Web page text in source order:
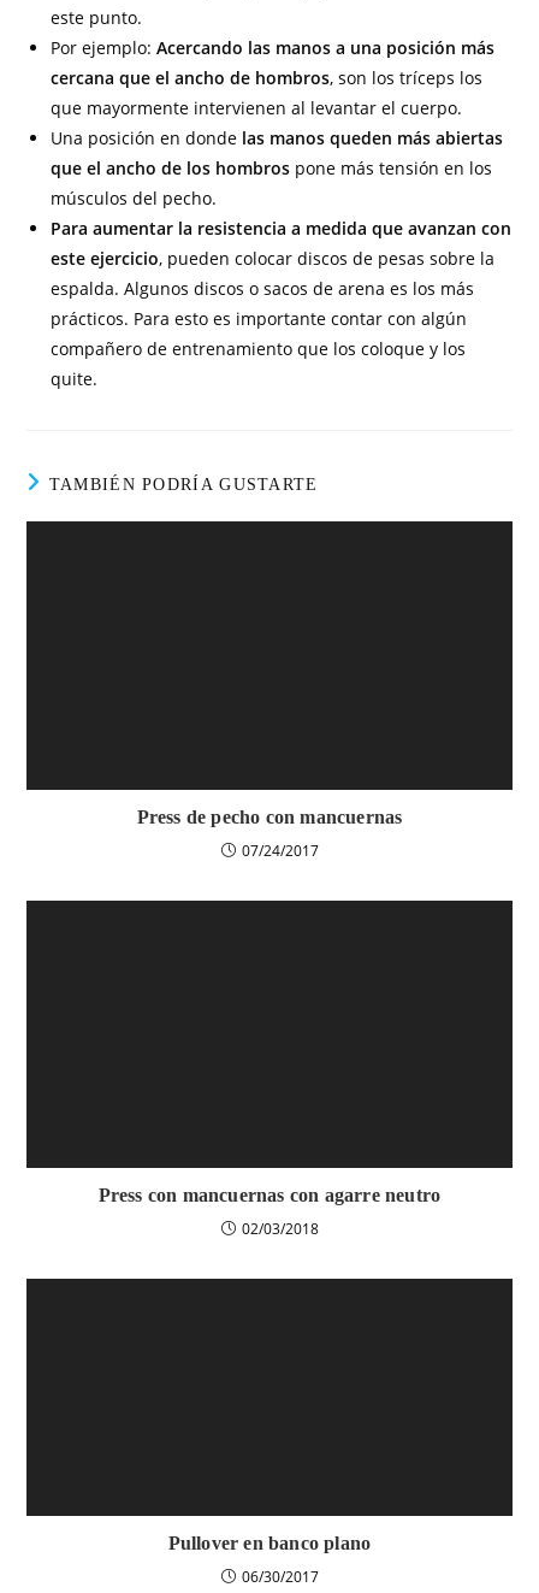
este punto.
Por ejemplo:Acercando las manos a una posición más
cercana que el ancho de hombros, son los tríceps los
que mayormente intervienen al levantar el cuerpo.
Una posición en donde las manos queden más abiertas
que el ancho de los hombros pone más tensión en los
músculos del pecho.
Para aumentar la resistencia a medida que avanzan con
este ejercicio, pueden colocar discos de pesas sobre la
espalda. Algunos discos o sacos de arena es los más
prácticos. Para esto es importante contar con algún
compañero de entrenamiento que los coloque y los
quite.
TAMBIÉN PODRÍA GUSTARTE
Press de pecho con mancuernas
07/24/2017
Press con mancuernas con agarre neutro
02/03/2018
Pullover en banco plano
06/30/2017